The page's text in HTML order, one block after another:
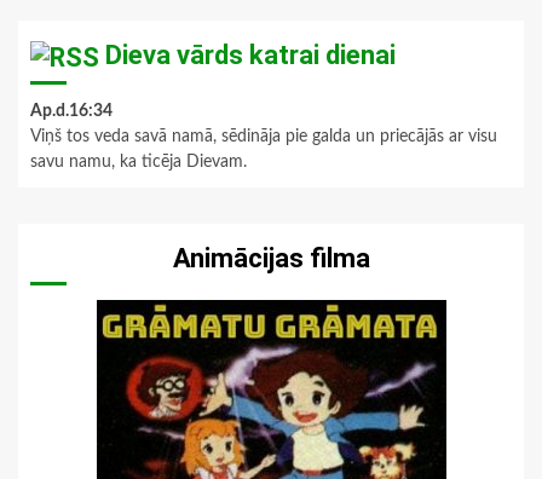
Dieva vārds katrai dienai
Ap.d.16:34
Viņš tos veda savā namā, sēdināja pie galda un priecājās ar visu
savu namu, ka ticēja Dievam.
Animācijas filma